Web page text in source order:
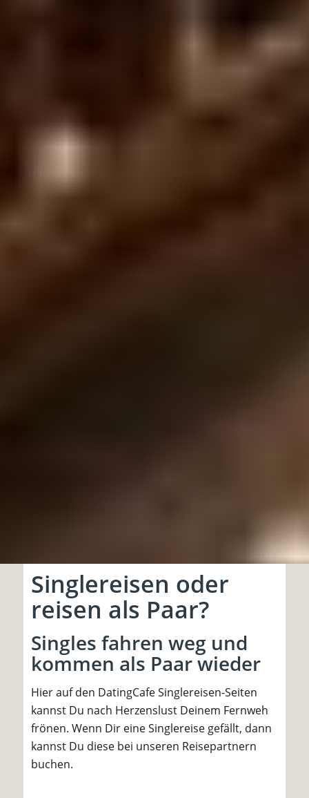
Singlereisen oder
reisen als Paar?
Singles fahren weg und
kommen als Paar wieder
Hier auf den DatingCafe Singlereisen-Seiten
kannst Du nach Herzenslust Deinem Fernweh
frönen. Wenn Dir eine Singlereise gefällt, dann
kannst Du diese bei unseren Reisepartnern
buchen.